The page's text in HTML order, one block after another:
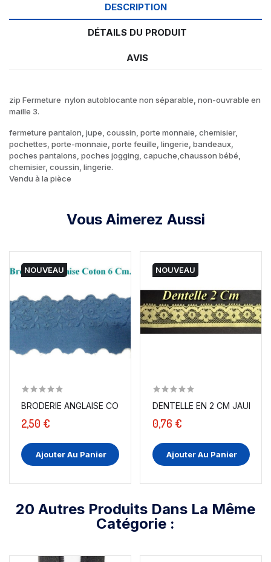
DESCRIPTION
DÉTAILS DU PRODUIT
AVIS
zip Fermeture nylon autoblocante non séparable, non-ouvrable en
maille 3.
fermeture pantalon, jupe, coussin, porte monnaie, chemisier,
pochettes, porte-monnaie, porte feuille, lingerie, bandeaux,
poches pantalons, poches jogging, capuche,chausson bébé,
chemisier, coussin, lingerie.
Vendu à la pièce
Vous Aimerez Aussi
NOUVEAU
BRODERIE ANGLAISE COTON AU MÈTRE EN 6 CM BLEU...
2,50 €
Ajouter Au Panier
NOUVEAU
DENTELLE EN 2 CM JAUNE
0,76 €
Ajouter Au Panier
20 Autres Produits Dans La Même
Catégorie :